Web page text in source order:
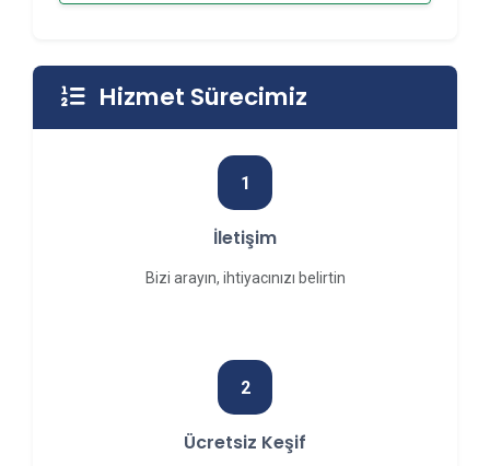
Hizmet Sürecimiz
1
İletişim
Bizi arayın, ihtiyacınızı belirtin
2
Ücretsiz Keşif